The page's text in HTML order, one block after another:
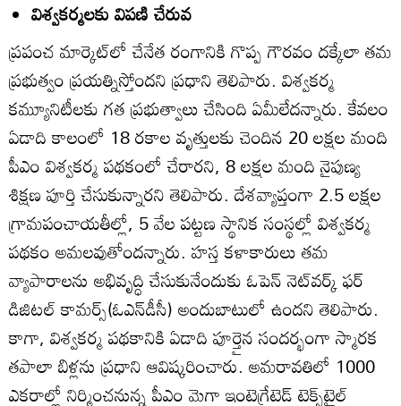
విశ్వకర్మలకు విపణి చేరువ
ప్రపంచ మార్కెట్‌లో చేనేత రంగానికి గొప్ప గౌరవం దక్కేలా తమ
ప్రభుత్వం ప్రయత్నిస్తోందని ప్రధాని తెలిపారు. విశ్వకర్మ
కమ్యూనిటీలకు గత ప్రభుత్వాలు చేసింది ఏమీలేదన్నారు. కేవలం
ఏడాది కాలంలో 18 రకాల వృత్తులకు చెందిన 20 లక్షల మంది
పీఎం విశ్వకర్మ పథకంలో చేరారని, 8 లక్షల మంది నైపుణ్య
శిక్షణ పూర్తి చేసుకున్నారని తెలిపారు. దేశవ్యాప్తంగా 2.5 లక్షల
గ్రామపంచాయతీల్లో, 5 వేల పట్టణ స్థానిక సంస్థల్లో విశ్వకర్మ
పథకం అమలవుతోందన్నారు. హస్త కళాకారులు తమ
వ్యాపారాలను అభివృద్ధి చేసుకునేందుకు ఓపెన్‌ నెట్‌వర్క్‌ ఫర్‌
డిజిటల్‌ కామర్స్‌(ఓఎన్‌డీసీ) అందుబాటులో ఉందని తెలిపారు.
కాగా, విశ్వకర్మ పథకానికి ఏడాది పూర్తైన సందర్భంగా స్మారక
తపాలా బిళ్లను ప్రధాని ఆవిష్కరించారు. అమరావతిలో 1000
ఎకరాల్లో నిర్మించనున్న పీఎం మెగా ఇంటెగ్రేటెడ్‌ టెక్స్‌టైల్‌